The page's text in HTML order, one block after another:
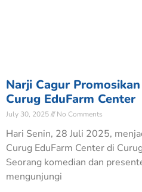
Narji Cagur
Curug EduFarm Center
July 30, 2025 No Comments
Hari Senin, 28 Juli 2025,
Curug EduFarm Center di
Seorang komedian dan
mengunjungi